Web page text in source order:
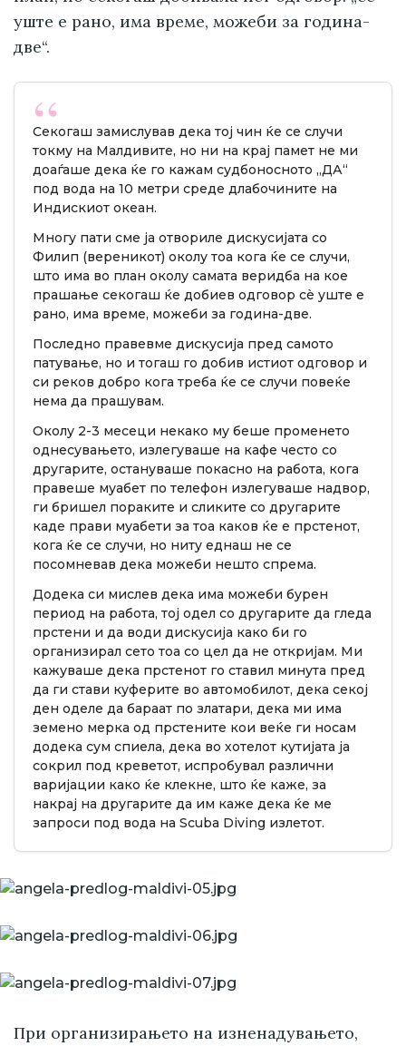
уште е рано, има време, можеби за година-
две“.
Секогаш замислував дека тој чин ќе се случи
токму на Малдивите, но ни на крај памет не ми
доаѓаше дека ќе го кажам судбоносното „ДА“
под вода на 10 метри среде длабочините на
Индискиот океан.
Многу пати сме ја отвориле дискусијата со
Филип (вереникот) околу тоа кога ќе се случи,
што има во план околу самата веридба на кое
прашање секогаш ќе добиев одговор сè уште е
рано, има време, можеби за година-две.
Последно правевме дискусија пред самото
патување, но и тогаш го добив истиот одговор и
си реков добро кога треба ќе се случи повеќе
нема да прашувам.
Околу 2-3 месеци некако му беше променето
однесувањето, излегуваше на кафе често со
другарите, остануваше покасно на работа, кога
правеше муабет по телефон излегуваше надвор,
ги бришел пораките и сликите со другарите
каде прави муабети за тоа каков ќе е прстенот,
кога ќе се случи, но ниту еднаш не се
посомневав дека можеби нешто спрема.
Додека си мислев дека има можеби бурен
период на работа, тој одел со другарите да гледа
прстени и да води дискусија како би го
организирал сето тоа со цел да не откријам. Ми
кажуваше дека прстенот го ставил минута пред
да ги стави куферите во автомобилот, дека секој
ден оделе да бараат по златари, дека ми има
земено мерка од прстените кои веќе ги носам
додека сум спиела, дека во хотелот кутијата ја
сокрил под креветот, испробувал различни
варијации како ќе клекне, што ќе каже, за
накрај на другарите да им каже дека ќе ме
запроси под вода на Scuba Diving излетот.
При организирањето на изненадувањето,